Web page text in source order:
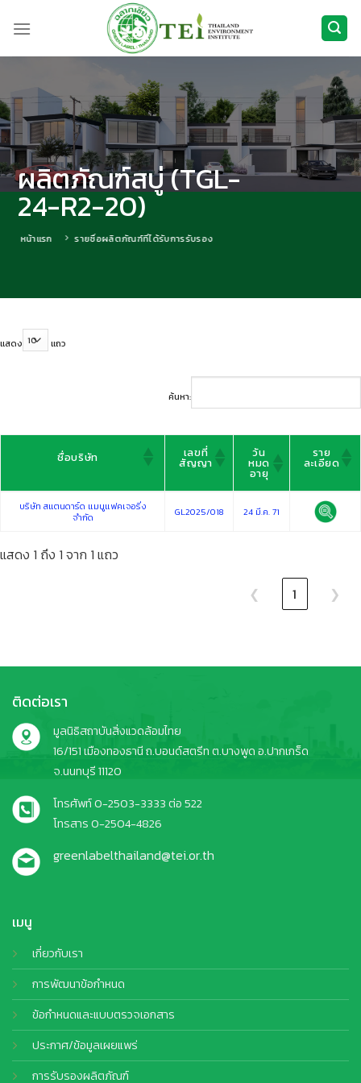
ผลิตภัณฑ์สบู่ (TGL-
24-R2-20)
หน้าแรก รายชื่อผลิตภัณฑ์ที่ได้รับการรับรอง
แสดง แถว
ค้นหา:
ชื่อบริษัท เลขที่
สัญญา
วัน
หมด
อายุ
ราย
ละเอียด
ชื่อบริษัท สัญญา หมด
อายุ
ราย
ละเอียด
บริษัท สแตนดาร์ด แมนูแฟคเจอริ่ง
จำกัด
GL2025/018 24 มี.ค. 71
แสดง 1 ถึง 1 จาก 1 แถว
❮ 1 ❯
เมนู
เกี่ยวกับเรา
การพัฒนาข้อกำหนด
ข้อกำหนดและแบบตรวจเอกสาร
ประกาศ/ข้อมูลเผยแพร่
การรับรองผลิตภัณฑ์
ติดต่อเรา
มูลนิธิสถาบันสิ่งแวดล้อมไทย
16/151 เมืองทองธานี ถ.บอนด์สตรีท ต.บางพูด อ.ปากเกร็ด
จ.นนทบุรี 11120
โทรศัพท์ 0-2503-3333 ต่อ 522
โทรสาร 0-2504-4826
greenlabelthailand@tei.or.th